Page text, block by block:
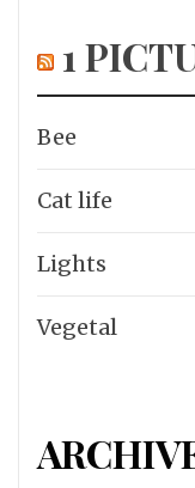
1
Bee
Cat life
Lights
Vegetal